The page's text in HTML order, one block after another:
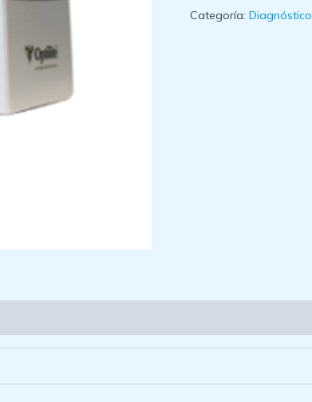
Categoría: Diagnóstico